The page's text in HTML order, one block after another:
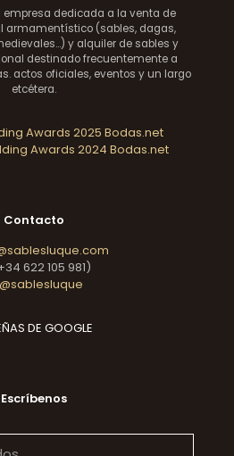
empresa dedicada a la venta de
armamentístico (sables, dagas,
y alquiler de sables y
destinado frecuentemente a
actos oficiales, eventos y un largo
etcétera.
Contacto
622 105 981)
@sablesluque
DE GOOGLE
Escríbenos